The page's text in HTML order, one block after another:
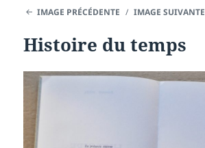
IMAGE PRÉCÉDENTE IMAGE SUIVANTE
Histoire du temps